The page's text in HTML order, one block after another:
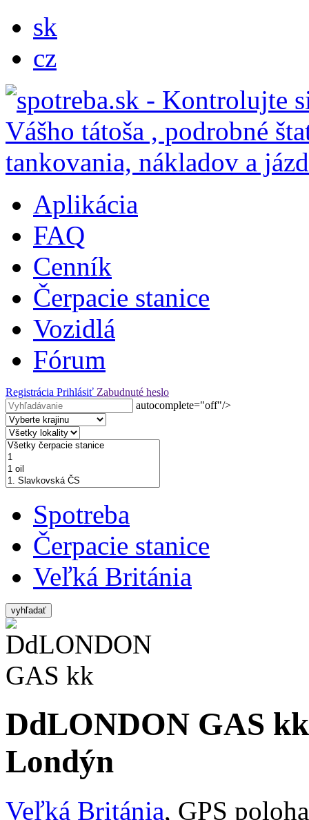
sk
cz
Aplikácia
FAQ
Cenník
Čerpacie stanice
Vozidlá
Fórum
Registrácia Prihlásiť Zabudnuté heslo
autocomplete="off"/>
Spotreba
Čerpacie stanice
Veľká Británia
vyhľadať
DdLONDON GAS
Londýn
Veľká Británia, GPS